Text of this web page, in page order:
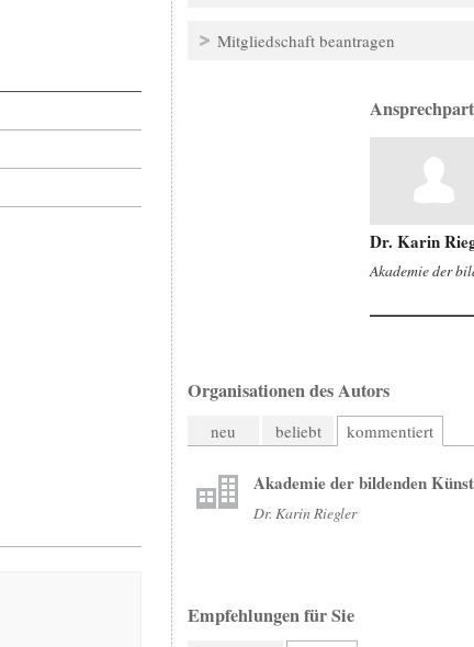
Mitgliedschaft beantragen
Dr. Karin
Akademie der
Organisationen des Autors
neu beliebt kommentiert
Akademie der bildenden
Dr. Karin Riegler
Empfehlungen für Sie